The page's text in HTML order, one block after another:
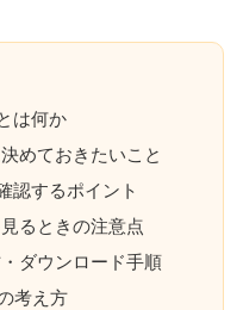
は何か
めておきたいこと
認するポイント
るときの注意点
ダウンロード手順
考え方